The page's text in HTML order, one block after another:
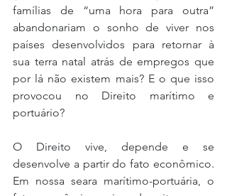
famílias de “uma hora para outra”
abandonariam o sonho de viver nos
países desenvolvidos para retornar à
sua terra natal atrás de empregos que
por lá não existem mais? E o que isso
provocou no Direito marítimo e
portuário?
O Direito vive, depende e se
desenvolve a partir do fato econômico.
Em nossa seara marítimo-portuária, o